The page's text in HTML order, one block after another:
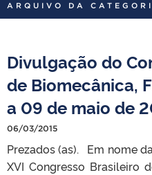
ARQUIVO DA
Divulgação do
de Biomecânica,
a 09 de maio de
06/03/2015
Prezados (as). Em nome
XVI Congresso Brasileiro